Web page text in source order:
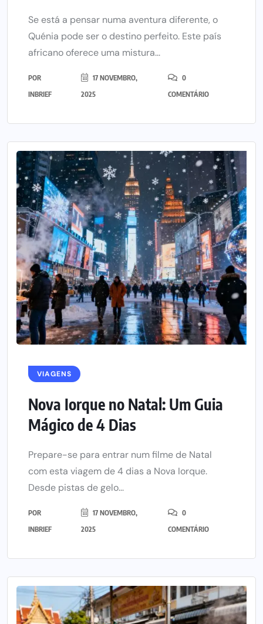
Se está a pensar numa aventura diferente, o
Quénia pode ser o destino perfeito. Este país
africano oferece uma mistura...
POR
INBRIEF
17 NOVEMBRO,
2025
0
COMENTÁRIO
VIAGENS
Nova Iorque no Natal: Um Guia
Mágico de 4 Dias
Prepare-se para entrar num filme de Natal
com esta viagem de 4 dias a Nova Iorque.
Desde pistas de gelo...
POR
INBRIEF
17 NOVEMBRO,
2025
0
COMENTÁRIO